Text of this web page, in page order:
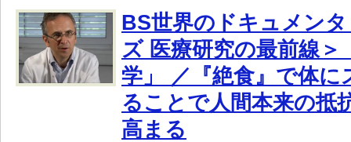
BS世界のドキュメン
ズ 医療研究の最前線＞
学」 ／『絶食』で体に
ることで人間本来の抵
高まる